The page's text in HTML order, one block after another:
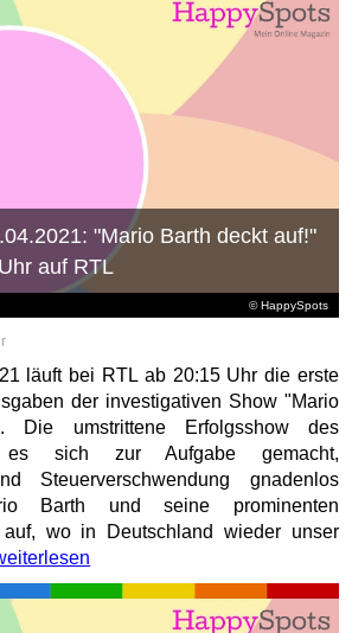
© HappySpots
"Mario Barth deckt auf!"
auf RTL
läuft bei RTL ab 20:15 Uhr die erste
der investigativen Show "Mario
Die umstrittene Erfolgsshow des
es sich zur Aufgabe gemacht,
Steuerverschwendung gnadenlos
Barth und seine prominenten
wo in Deutschland wieder unser